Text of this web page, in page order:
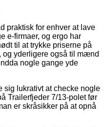
praktisk for enhver at lave
e-firmaer, og ergo har
til at trykke priserne på
og yderligere også til mænd
nogle gange yde
sig lukrativt at checke nogle
Trailerfjeder 7/13-polet før
er skråsikker på at opnå